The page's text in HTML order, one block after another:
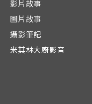
影片故事
圖片故事
攝影筆記
米其林大廚影音